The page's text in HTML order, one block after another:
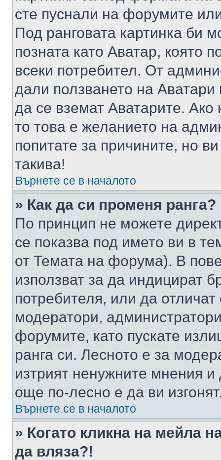
сте пуснали на форумите
Под ранговата картинка би
позната като Аватар, която
всеки потребител. От
дали ползването на
да се вземат Аватарите.
то това е желанието на
попитате за причините, но
такива!
Върнете се в началото
» Как да си променя ранга?
По принцип не можете
се показва под името ви в
от Темата на форума). В
използват за да индицират
потребителя, или да
модератори,
форумите, като пускате
ранга си. Лесното е за
изтрият ненужните мнения
още по-лесно е да ви
Върнете се в началото
» Когато кликна на мейла
да вляза?!